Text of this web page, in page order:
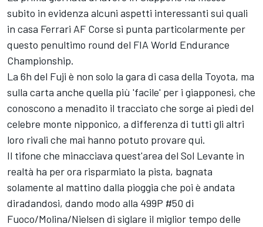
subito in evidenza alcuni aspetti interessanti sui quali
in casa Ferrari AF Corse si punta particolarmente per
questo penultimo round del FIA World Endurance
Championship.
La 6h del Fuji è non solo la gara di casa della Toyota, ma
sulla carta anche quella più 'facile' per i giapponesi, che
conoscono a menadito il tracciato che sorge ai piedi del
celebre monte nipponico, a differenza di tutti gli altri
loro rivali che mai hanno potuto provare qui.
Il tifone che minacciava quest'area del Sol Levante in
realtà ha per ora risparmiato la pista, bagnata
solamente al mattino dalla pioggia che poi è andata
diradandosi, dando modo alla 499P #50 di
Fuoco/Molina/Nielsen di siglare il miglior tempo delle